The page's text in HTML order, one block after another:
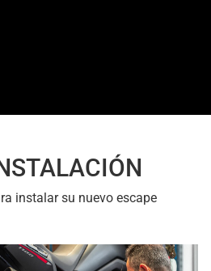
instalar su nuevo escape